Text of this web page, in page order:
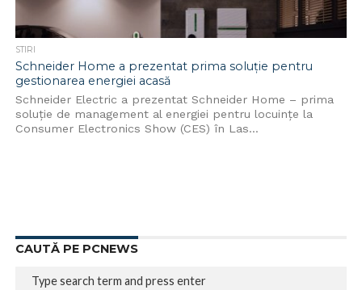
STIRI
Schneider Home a prezentat prima soluție pentru
gestionarea energiei acasă
Schneider Electric a prezentat Schneider Home – prima
soluție de management al energiei pentru locuințe la
Consumer Electronics Show (CES) în Las...
CAUTĂ PE PCNEWS